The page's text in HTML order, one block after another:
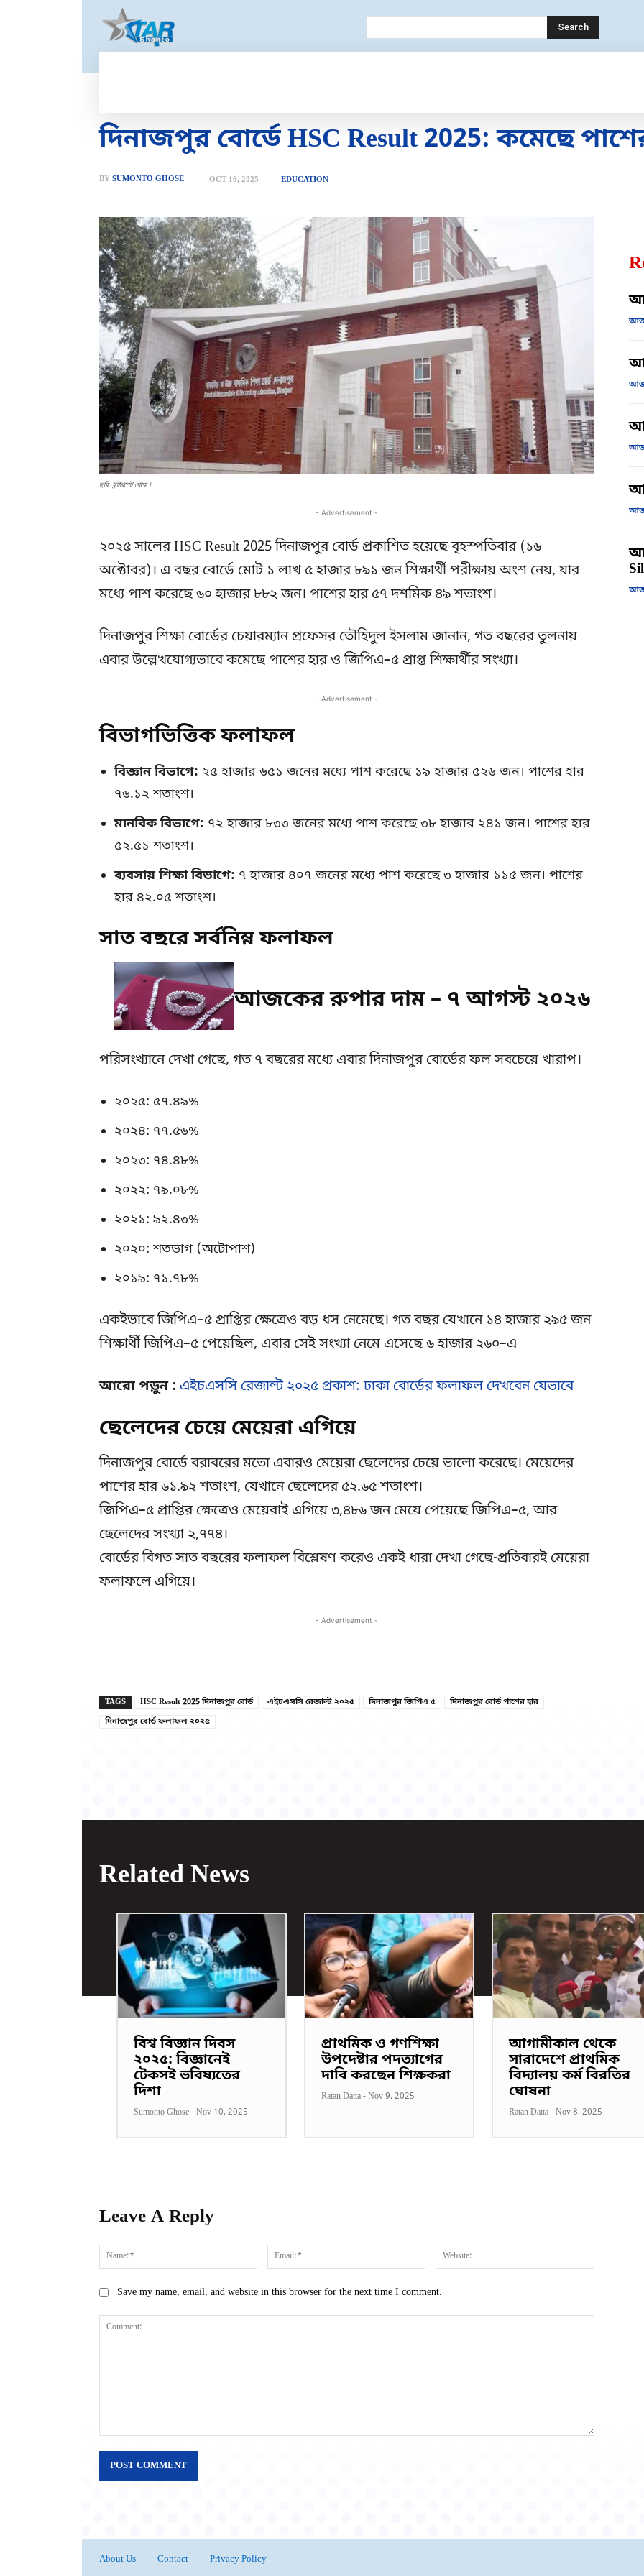
Search
দিনাজপুর বোর্ডে HSC Result 2025: কমেছে
BY SUMONTO GHOSE OCT 16, 2025 EDUCATION
ছবি: ইন্টারনেট থেকে।
- Advertisement -
২০২৫ সালের HSC Result 2025 দিনাজপুর বোর্ড প্রকাশিত হয়েছে বৃহস্পতিবার (১৬
অক্টোবর)। এ বছর বোর্ডে মোট ১ লাখ ৫ হাজার ৮৯১ জন শিক্ষার্থী পরীক্ষায় অংশ নেয়, যার
মধ্যে পাশ করেছে ৬০ হাজার ৮৮২ জন। পাশের হার ৫৭ দশমিক ৪৯ শতাংশ।
দিনাজপুর শিক্ষা বোর্ডের চেয়ারম্যান প্রফেসর তৌহিদুল ইসলাম জানান, গত বছরের তুলনায়
এবার উল্লেখযোগ্যভাবে কমেছে পাশের হার ও জিপিএ–৫ প্রাপ্ত শিক্ষার্থীর সংখ্যা।
- Advertisement -
বিভাগভিত্তিক ফলাফল
বিজ্ঞান বিভাগে: ২৫ হাজার ৬৫১ জনের মধ্যে পাশ করেছে ১৯ হাজার ৫২৬ জন। পাশের হার
৭৬.১২ শতাংশ।
মানবিক বিভাগে: ৭২ হাজার ৮৩৩ জনের মধ্যে পাশ করেছে ৩৮ হাজার ২৪১ জন। পাশের হার
৫২.৫১ শতাংশ।
ব্যবসায় শিক্ষা বিভাগে: ৭ হাজার ৪০৭ জনের মধ্যে পাশ করেছে ৩ হাজার ১১৫ জন। পাশের
হার ৪২.০৫ শতাংশ।
সাত বছরে সর্বনিম্ন ফলাফল
আজকের রুপার দাম – ৭ আগস্ট ২০২৬
পরিসংখ্যানে দেখা গেছে, গত ৭ বছরের মধ্যে এবার দিনাজপুর বোর্ডের ফল সবচেয়ে খারাপ।
২০২৫: ৫৭.৪৯%
২০২৪: ৭৭.৫৬%
২০২৩: ৭৪.৪৮%
২০২২: ৭৯.০৮%
২০২১: ৯২.৪৩%
২০২০: শতভাগ (অটোপাশ)
২০১৯: ৭১.৭৮%
একইভাবে জিপিএ–৫ প্রাপ্তির ক্ষেত্রেও বড় ধস নেমেছে। গত বছর যেখানে ১৪ হাজার ২৯৫ জন
শিক্ষার্থী জিপিএ–৫ পেয়েছিল, এবার সেই সংখ্যা নেমে এসেছে ৬ হাজার ২৬০–এ
আরো পড়ুন : এইচএসসি রেজাল্ট ২০২৫ প্রকাশ: ঢাকা বোর্ডের ফলাফল দেখবেন যেভাবে
ছেলেদের চেয়ে মেয়েরা এগিয়ে
দিনাজপুর বোর্ডে বরাবরের মতো এবারও মেয়েরা ছেলেদের চেয়ে ভালো করেছে। মেয়েদের
পাশের হার ৬১.৯২ শতাংশ, যেখানে ছেলেদের ৫২.৬৫ শতাংশ।
জিপিএ–৫ প্রাপ্তির ক্ষেত্রেও মেয়েরাই এগিয়ে ৩,৪৮৬ জন মেয়ে পেয়েছে জিপিএ–৫, আর
ছেলেদের সংখ্যা ২,৭৭৪।
বোর্ডের বিগত সাত বছরের ফলাফল বিশ্লেষণ করেও একই ধারা দেখা গেছে-প্রতিবারই মেয়েরা
ফলাফলে এগিয়ে।
- Advertisement -
TAGS HSC Result 2025 দিনাজপুর বোর্ড এইচএসসি রেজাল্ট ২০২৫ দিনাজপুর জিপিএ ৫
দিনাজপুর বোর্ড পাশের হার
দিনাজপুর বোর্ড ফলাফল ২০২৫
Related News
বিশ্ব বিজ্ঞান দিবস
২০২৫: বিজ্ঞানেই
টেকসই ভবিষ্যতের
দিশা
Sumonto Ghose-Nov 10, 2025
প্রাথমিক ও গণশিক্ষা
উপদেষ্টার পদত্যাগের
দাবি করছেন শিক্ষকরা
Ratan Datta-Nov 9, 2025
আগামীকাল থেকে
সারাদেশে প্রাথমিক
বিদ্যালয় কর্ম বিরতির
ঘোষনা
Ratan Datta-Nov 8, 2025
Leave A Reply
Name:* Email:*
Save my name, email, and website in this browser for the next time I comment.
About Us Contact Privacy Policy